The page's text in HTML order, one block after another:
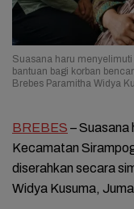
Suasana haru
bantuan bagi korban
Brebes Paramitha Widya
BREBES – ‎Suasana
Kecamatan
diserahkan secara
Widya Kusuma,